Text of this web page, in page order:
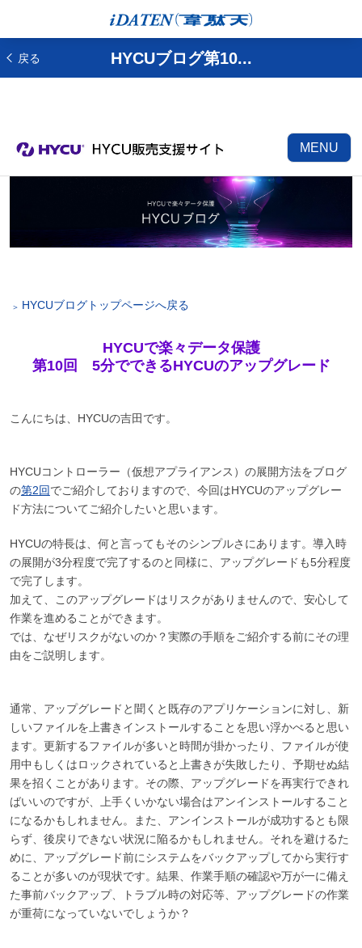
戻る HYCUブログ第10...
MENU
HYCUブログトップページへ戻る
HYCUで楽々データ保護
第10回 5分でできるHYCUのアップグレード
こんにちは、HYCUの吉田です。
HYCUコントローラー（仮想アプライアンス）の展開方法をブログ
の第2回でご紹介しておりますので、今回はHYCUのアップグレー
ド方法についてご紹介したいと思います。
HYCUの特長は、何と言ってもそのシンプルさにあります。導入時
の展開が3分程度で完了するのと同様に、アップグレードも5分程度
で完了します。
加えて、このアップグレードはリスクがありませんので、安心して
作業を進めることができます。
では、なぜリスクがないのか？実際の手順をご紹介する前にその理
由をご説明します。
通常、アップグレードと聞くと既存のアプリケーションに対し、新
しいファイルを上書きインストールすることを思い浮かべると思い
ます。更新するファイルが多いと時間が掛かったり、ファイルが使
用中もしくはロックされていると上書きが失敗したり、予期せぬ結
果を招くことがあります。その際、アップグレードを再実行できれ
ばいいのですが、上手くいかない場合はアンインストールすること
になるかもしれません。また、アンインストールが成功するとも限
らず、後戻りできない状況に陥るかもしれません。それを避けるた
めに、アップグレード前にシステムをバックアップしてから実行す
ることが多いのが現状です。結果、作業手順の確認や万が一に備え
た事前バックアップ、トラブル時の対応等、アップグレードの作業
が重荷になっていないでしょうか？